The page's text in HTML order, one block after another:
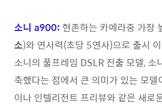
소니 a900: 현존하는 카메라중 가장
소)와 연사력(초당 5연사)으로 출시
소니의 풀프레임 DSLR 진출 모델, 소
축했다는 점에서 큰 의미가 있는 모
이나 인텔리전트 프리뷰와 같은 새로